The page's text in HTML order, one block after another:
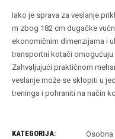
Iako je sprava za veslanje
m zbog 182 cm dugačke
ekonomičnim dimenzijama i
transportni kotači
Zahvaljujući praktičnom
veslanje može se sklopiti u
treninga i pohraniti na način
KATEGORIJA: Osobna